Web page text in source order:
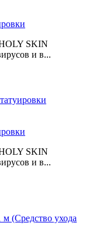
HOLY SKIN
и в...
HOLY SKIN
и в...